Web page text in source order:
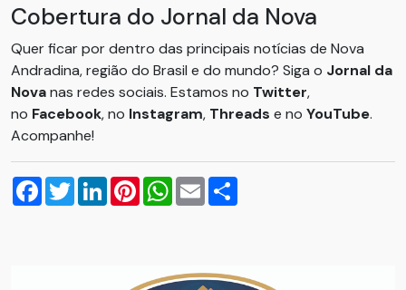
Cobertura do Jornal da Nova
Quer ficar por dentro das principais notícias de Nova
Andradina, região do Brasil e do mundo? Siga o Jornal da
Novanas redes sociais. Estamos no Twitter,
no Facebook, no Instagram, Threads e no YouTube.
Acompanhe!
Facebook
TwitterLinkedInPinterestWhatsApp
Email